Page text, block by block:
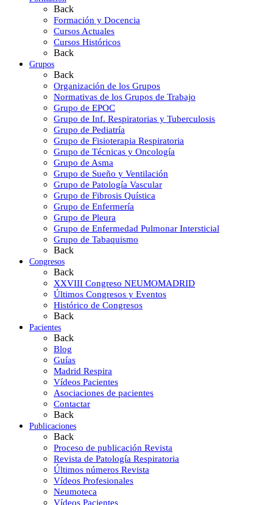
Back
Formación y Docencia
Cursos Actuales
Cursos Históricos
Back
Grupos
Back
Organización de los Grupos
Normativas de los Grupos de Trabajo
Grupo de EPOC
Grupo de Inf. Respiratorias y Tuberculosis
Grupo de Pediatría
Grupo de Fisioterapia Respiratoria
Grupo de Técnicas y Oncología
Grupo de Asma
Grupo de Sueño y Ventilación
Grupo de Patología Vascular
Grupo de Fibrosis Quística
Grupo de Enfermería
Grupo de Pleura
Grupo de Enfermedad Pulmonar Intersticial
Grupo de Tabaquismo
Back
Congresos
Back
XXVIII Congreso NEUMOMADRID
Últimos Congresos y Eventos
Histórico de Congresos
Back
Pacientes
Back
Blog
Guías
Madrid Respira
Vídeos Pacientes
Asociaciones de pacientes
Contactar
Back
Publicaciones
Back
Proceso de publicación Revista
Revista de Patología Respiratoria
Últimos números Revista
Vídeos Profesionales
Neumoteca
Vídeos Pacientes